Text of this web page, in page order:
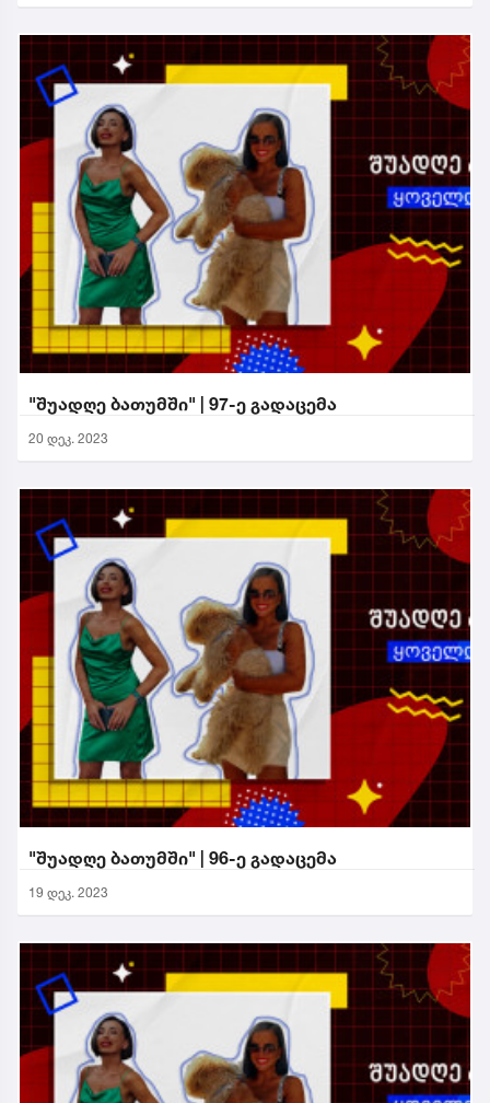
"შუადღე ბათუმში" | 97-ე გადაცემა
20 დეკ. 2023
"შუადღე ბათუმში" | 96-ე გადაცემა
19 დეკ. 2023